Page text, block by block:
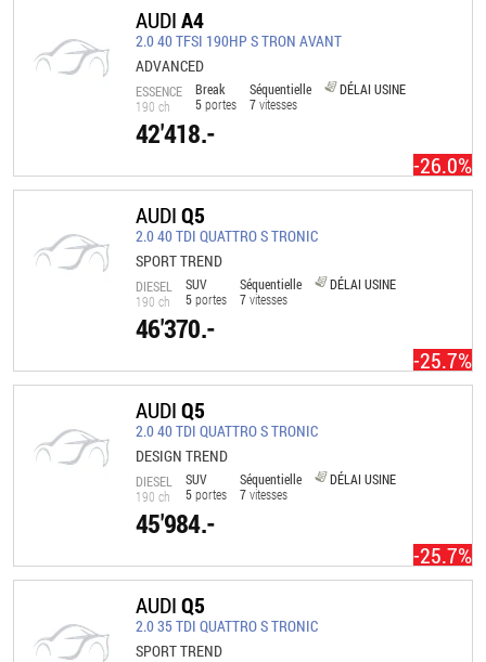
AUDIA4
2.0 40 TFSI 190HP S TRON AVANT
ADVANCED
ESSENCE
190 ch
Break
5portes
Séquentielle
7vitesses
DÉLAI USINE
-26.0%
42'418.-
AUDIQ5
2.0 40 TDI QUATTRO S TRONIC
SPORT TREND
DIESEL
190 ch
SUV
5portes
Séquentielle
7vitesses
DÉLAI USINE
-25.7%
46'370.-
AUDIQ5
2.0 40 TDI QUATTRO S TRONIC
DESIGN TREND
DIESEL
190 ch
SUV
5portes
Séquentielle
7vitesses
DÉLAI USINE
-25.7%
45'984.-
AUDIQ5
2.0 35 TDI QUATTRO S TRONIC
SPORT TREND